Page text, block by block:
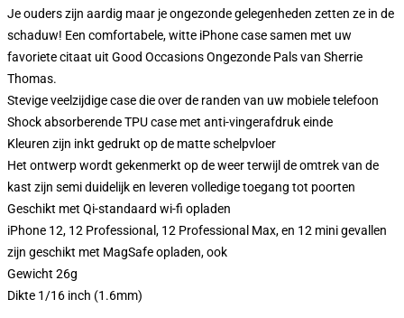
Je ouders zijn aardig maar je ongezonde gelegenheden zetten ze in de
schaduw! Een comfortabele, witte iPhone case samen met uw
favoriete citaat uit Good Occasions Ongezonde Pals van Sherrie
Thomas.
Stevige veelzijdige case die over de randen van uw mobiele telefoon
Shock absorberende TPU case met anti-vingerafdruk einde
Kleuren zijn inkt gedrukt op de matte schelpvloer
Het ontwerp wordt gekenmerkt op de weer terwijl de omtrek van de
kast zijn semi duidelijk en leveren volledige toegang tot poorten
Geschikt met Qi-standaard wi-fi opladen
iPhone 12, 12 Professional, 12 Professional Max, en 12 mini gevallen
zijn geschikt met MagSafe opladen, ook
Gewicht 26g
Dikte 1/16 inch (1.6mm)